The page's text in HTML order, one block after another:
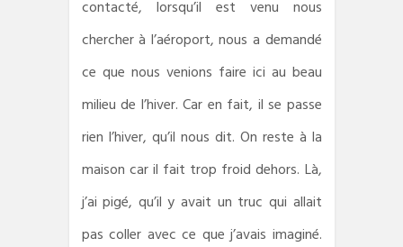
contacté, lorsqu’il est venu nous
chercher à l’aéroport, nous a demandé
ce que nous venions faire ici au beau
milieu de l’hiver. Car en fait, il se passe
rien l’hiver, qu’il nous dit. On reste à la
maison car il fait trop froid dehors. Là,
j’ai pigé, qu’il y avait un truc qui allait
pas coller avec ce que j’avais imaginé.